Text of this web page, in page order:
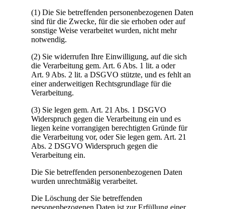
(1) Die Sie betreffenden personenbezogenen Daten
sind für die Zwecke, für die sie erhoben oder auf
sonstige Weise verarbeitet wurden, nicht mehr
notwendig.
(2) Sie widerrufen Ihre Einwilligung, auf die sich
die Verarbeitung gem. Art. 6 Abs. 1 lit. a oder
Art. 9 Abs. 2 lit. a DSGVO stützte, und es fehlt an
einer anderweitigen Rechtsgrundlage für die
Verarbeitung.
(3) Sie legen gem. Art. 21 Abs. 1 DSGVO
Widerspruch gegen die Verarbeitung ein und es
liegen keine vorrangigen berechtigten Gründe für
die Verarbeitung vor, oder Sie legen gem. Art. 21
Abs. 2 DSGVO Widerspruch gegen die
Verarbeitung ein.
Die Sie betreffenden personenbezogenen Daten
wurden unrechtmäßig verarbeitet.
Die Löschung der Sie betreffenden
personenbezogenen Daten ist zur Erfüllung einer